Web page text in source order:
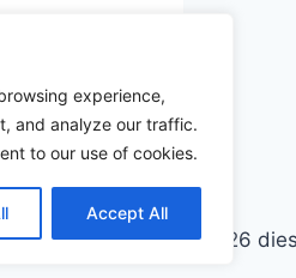
experience,
and analyze our traffic.
to our use of cookies.
Accept All
© 2026